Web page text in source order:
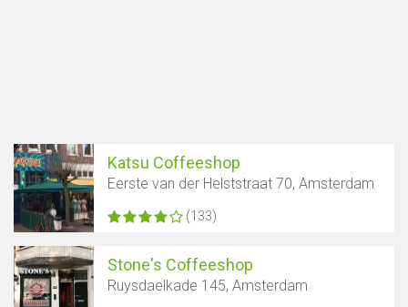
Katsu Coffeeshop
Eerste van der Helststraat 70, Amsterdam
(133)
Stone's Coffeeshop
Ruysdaelkade 145, Amsterdam